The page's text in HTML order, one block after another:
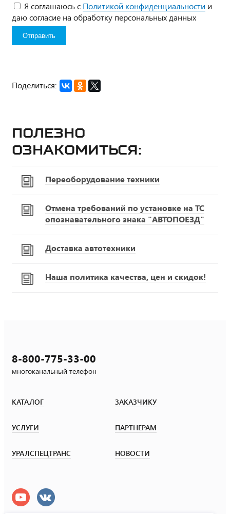
Я соглашаюсь с Политикой конфиденциальности и
даю согласие на обработку персональных данных
Поделиться:
Полезно
ознакомиться:
Переоборудование техники
Отмена требований по установке на ТС
опознавательного знака "АВТОПОЕЗД"
Доставка автотехники
Наша политика качества, цен и скидок!
8-800-775-33-00
многоканальный телефон
КАТАЛОГ ЗАКАЗЧИКУ
УСЛУГИ ПАРТНЕРАМ
УРАЛСПЕЦТРАНС НОВОСТИ